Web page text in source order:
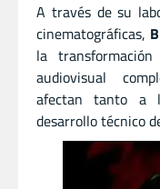
A través de su
cinematográficas,
la
audiovisual
afectan tanto a
desarrollo técnico